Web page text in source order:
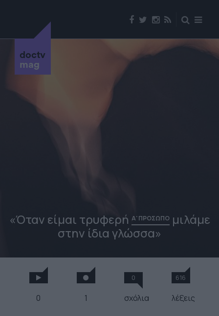
doctv
mag
«Όταν είμαι τρυφερή Α' ΠΡΟΣΩΠΟμιλάμε
στην ίδια γλώσσα»
0 1
0
σχόλια
616
λέξεις